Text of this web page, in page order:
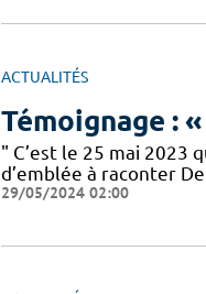
ACTUALITÉS
Témoignage :
" C’est le 25 mai 2023
d’emblée à raconter
29/05/2024 02:00